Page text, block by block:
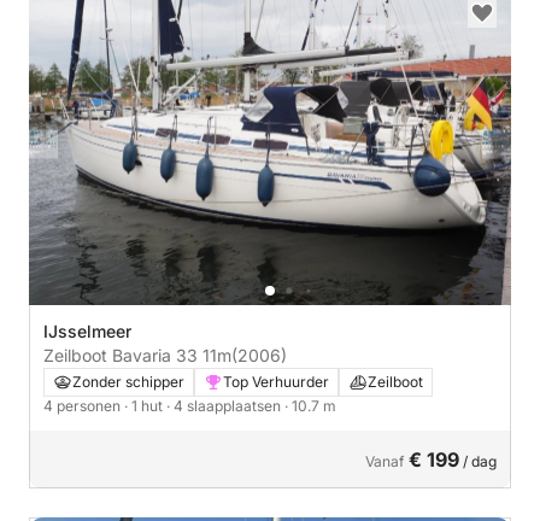
IJsselmeer
Zeilboot Bavaria 33 11m(2006)
Zonder schipper Top Verhuurder
Zeilboot
4 personen · 1 hut · 4 slaapplaatsen · 10.7 m
Vanaf € 199 / dag